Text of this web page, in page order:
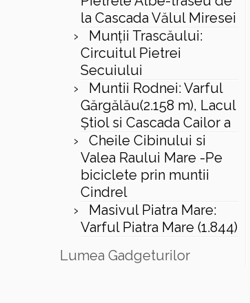
la Cascada Vălul Miresei
Munții Trascăului:
Circuitul Pietrei
Secuiului
Muntii Rodnei: Varful
Gărgălău(2.158 m), Lacul
Ştiol si Cascada Cailor a
Cheile Cibinului si
Valea Raului Mare -Pe
biciclete prin muntii
Cindrel
Masivul Piatra Mare:
Varful Piatra Mare (1.844)
Lumea Gadgeturilor